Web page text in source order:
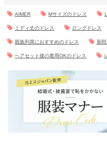
AIMER Mサイズのドレス
ミディ丈のドレス ロングドレス
親族列席におすすめのドレス 新
ヘアセット後の着用OKのドレス